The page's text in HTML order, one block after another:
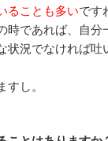
ることも多いです
時であれば、自分
状況でなければ吐
し。